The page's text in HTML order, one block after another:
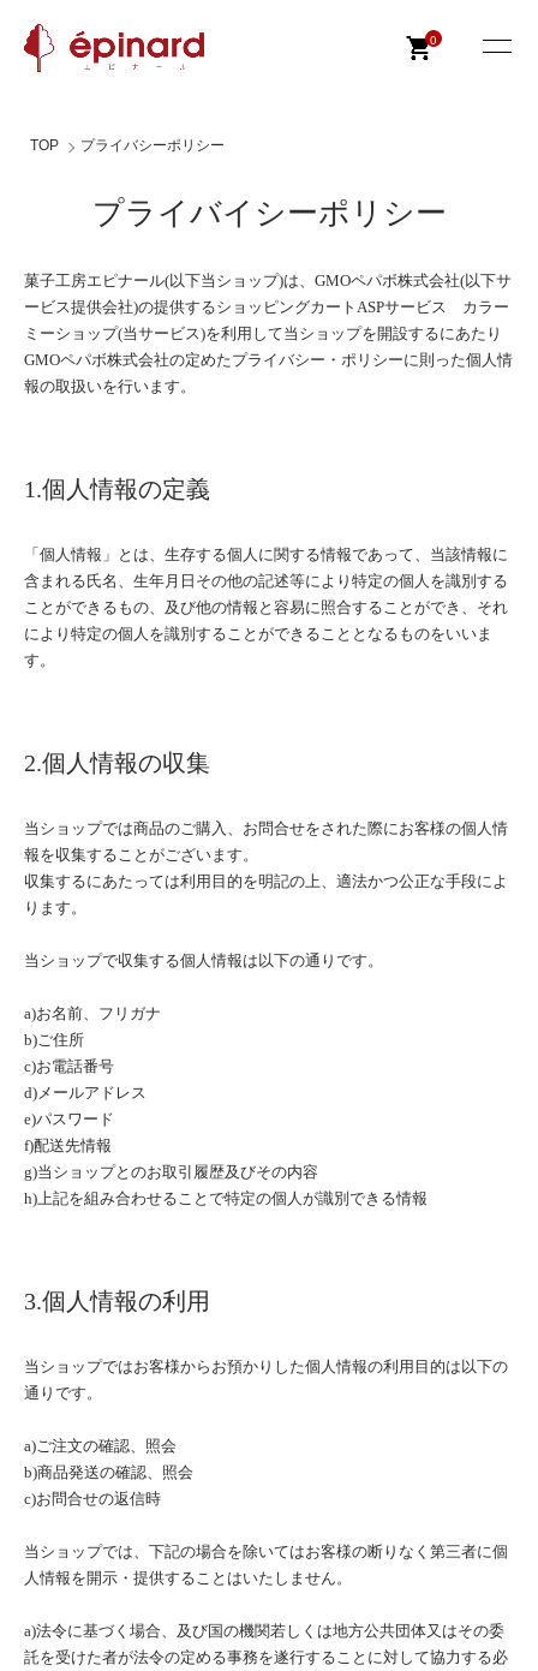
0
TOP プライバシーポリシー
プライバイシーポリシー
菓子工房エピナール(以下当ショップ)は、 GMOペパボ株式会社(以下サ
ービス提供会社)の提供するショッピングカートASPサービス カラー
ミーショップ(当サービス)を利用して当ショップを開設するにあたり
GMOペパボ株式会社の定めたプライバシー・ポリシーに則った個人情
報の取扱いを行います。
1.個人情報の定義
「個人情報」とは、生存する個人に関する情報であって、当該情報に
含まれる氏名、生年月日その他の記述等により特定の個人を識別する
ことができるもの、及び他の情報と容易に照合することができ、それ
により特定の個人を識別することができることとなるものをいいま
す。
2.個人情報の収集
当ショップでは商品のご購入、お問合せをされた際にお客様の個人情
報を収集することがございます。
収集するにあたっては利用目的を明記の上、適法かつ公正な手段によ
ります。
当ショップで収集する個人情報は以下の通りです。
a)お名前、フリガナ
b)ご住所
c)お電話番号
d)メールアドレス
e)パスワード
f)配送先情報
g)当ショップとのお取引履歴及びその内容
h)上記を組み合わせることで特定の個人が識別できる情報
3.個人情報の利用
当ショップではお客様からお預かりした個人情報の利用目的は以下の
通りです。
a)ご注文の確認、照会
b)商品発送の確認、照会
c)お問合せの返信時
当ショップでは、下記の場合を除いてはお客様の断りなく第三者に個
人情報を開示・提供することはいたしません。
a)法令に基づく場合、及び国の機関若しくは地方公共団体又はその委
託を受けた者が法令の定める事務を遂行することに対して協力する必